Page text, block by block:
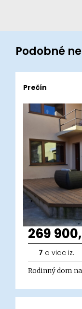
Podobné
Prečín
269
7 a viac iz.
Rodinný dom